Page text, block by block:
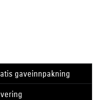
gaveinnpakning